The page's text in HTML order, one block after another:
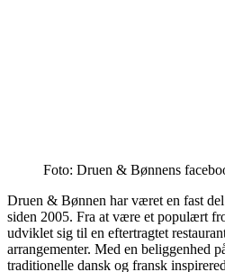
Foto: Druen & Bønnens
Druen & Bønnen har været en fast
siden 2005. Fra at være et populært
udviklet sig til en eftertragtet
arrangementer. Med en beliggenhed
traditionelle dansk og fransk